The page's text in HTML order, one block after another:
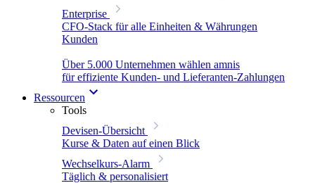
Enterprise
CFO-Stack für alle Einheiten & Währungen
Kunden
Über 5.000 Unternehmen wählen amnis
für effiziente Kunden- und Lieferanten-Zahlungen
Ressourcen
Tools
Devisen-Übersicht
Kurse & Daten auf einen Blick
Wechselkurs-Alarm
Täglich & personalisiert